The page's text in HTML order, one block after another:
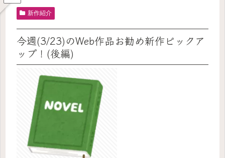
新作紹介
今週(3/23)のWeb作品お勧め新作ピックア
ップ！(後編)